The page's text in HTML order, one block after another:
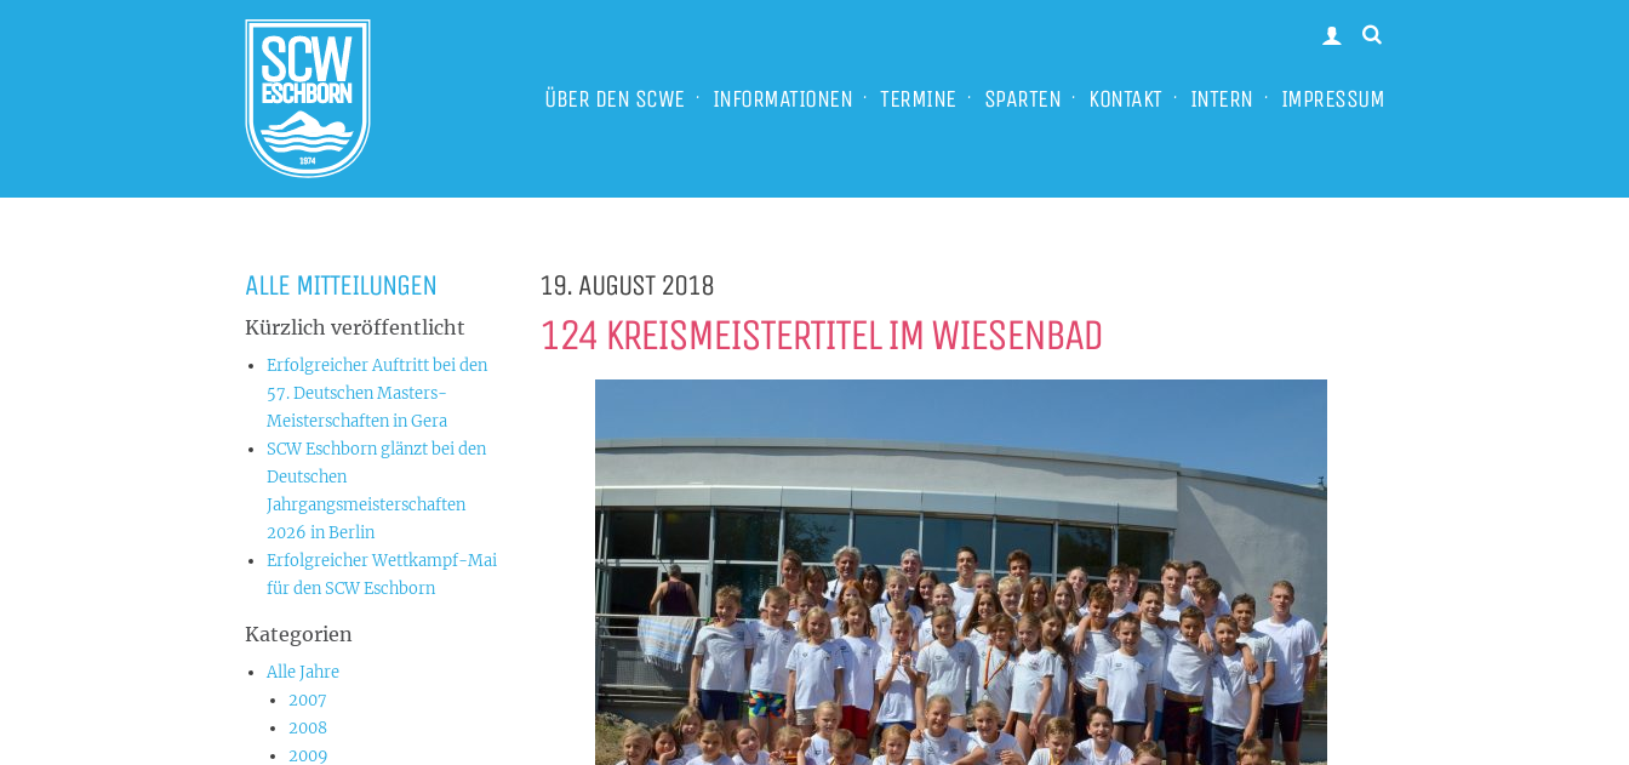
ÜBER DEN SCWE INFORMATIONEN TERMINE SPARTEN KONTAKT INTERN IMPRESSUM
19. AUGUST 2018
124 KREISMEISTERTITEL IM WIESENBAD
ALLE MITTEILUNGEN
Kürzlich veröffentlicht
Erfolgreicher Auftritt bei den
57. Deutschen Masters-
Meisterschaften in Gera
SCW Eschborn glänzt bei den
Deutschen
Jahrgangsmeisterschaften
2026 in Berlin
Erfolgreicher Wettkampf-Mai
für den SCW Eschborn
Kategorien
Alle Jahre
2007
2008
2009